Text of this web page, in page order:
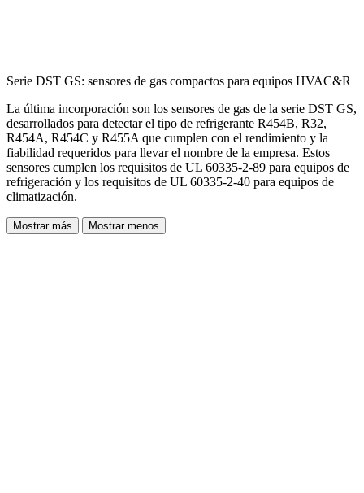
Serie DST GS: sensores de gas compactos para equipos HVAC&R
La última incorporación son los sensores de gas de la serie DST GS,
desarrollados para detectar el tipo de refrigerante R454B, R32,
R454A, R454C y R455A que cumplen con el rendimiento y la
fiabilidad requeridos para llevar el nombre de la empresa. Estos
sensores cumplen los requisitos de UL 60335-2-89 para equipos de
refrigeración y los requisitos de UL 60335-2-40 para equipos de
climatización.
Mostrar más Mostrar menos